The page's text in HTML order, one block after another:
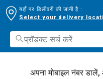
यहाँ पर डिलीवरी की जानी है :
Select your delivery
अपना मोबाइल नंबर